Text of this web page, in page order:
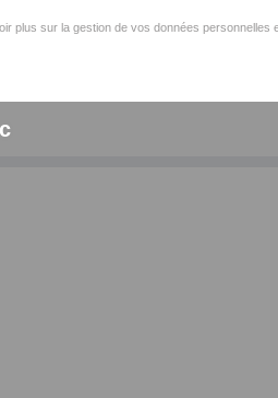
plus sur la gestion de vos données